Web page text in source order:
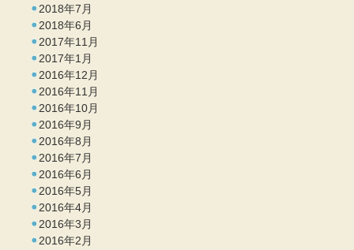
2018年7月
2018年6月
2017年11月
2017年1月
2016年12月
2016年11月
2016年10月
2016年9月
2016年8月
2016年7月
2016年6月
2016年5月
2016年4月
2016年3月
2016年2月